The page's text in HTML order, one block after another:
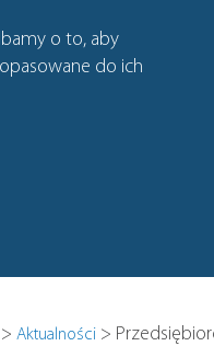
o to, aby
do ich
> Aktualności >